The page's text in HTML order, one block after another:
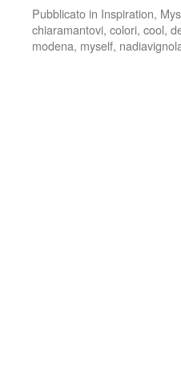
Pubblicato in Inspiration,
chiaramantovi, colori, cool,
modena, myself,